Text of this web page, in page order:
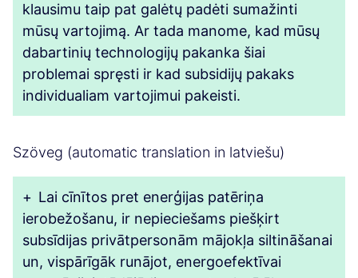
klausimu taip pat galėtų padėti sumažinti
mūsų vartojimą. Ar tada manome, kad mūsų
dabartinių technologijų pakanka šiai
problemai spręsti ir kad subsidijų pakaks
individualiam vartojimui pakeisti.
Szöveg (automatic translation in latviešu)
+ Lai cīnītos pret enerģijas patēriņa
ierobežošanu, ir nepieciešams piešķirt
subsīdijas privātpersonām mājokļa siltināšanai
un, vispārīgāk runājot, energoefektīvai